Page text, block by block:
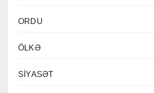
ORDU
ÖLKƏ
SİYASƏT